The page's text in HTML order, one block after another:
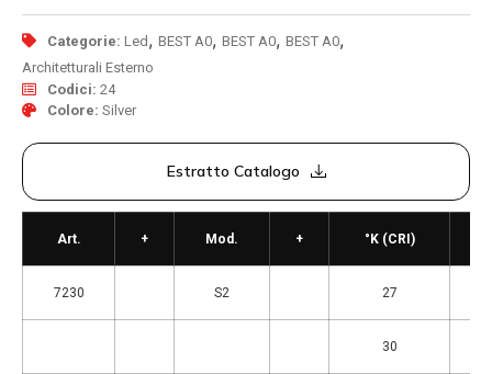
Categorie: Led , BEST A0, BEST A0, BEST A0,
Architetturali Esterno
Codici: 24
Colore: Silver
Estratto Catalogo
Art. + Mod. + °K (CRI)
7230 S2 27
30